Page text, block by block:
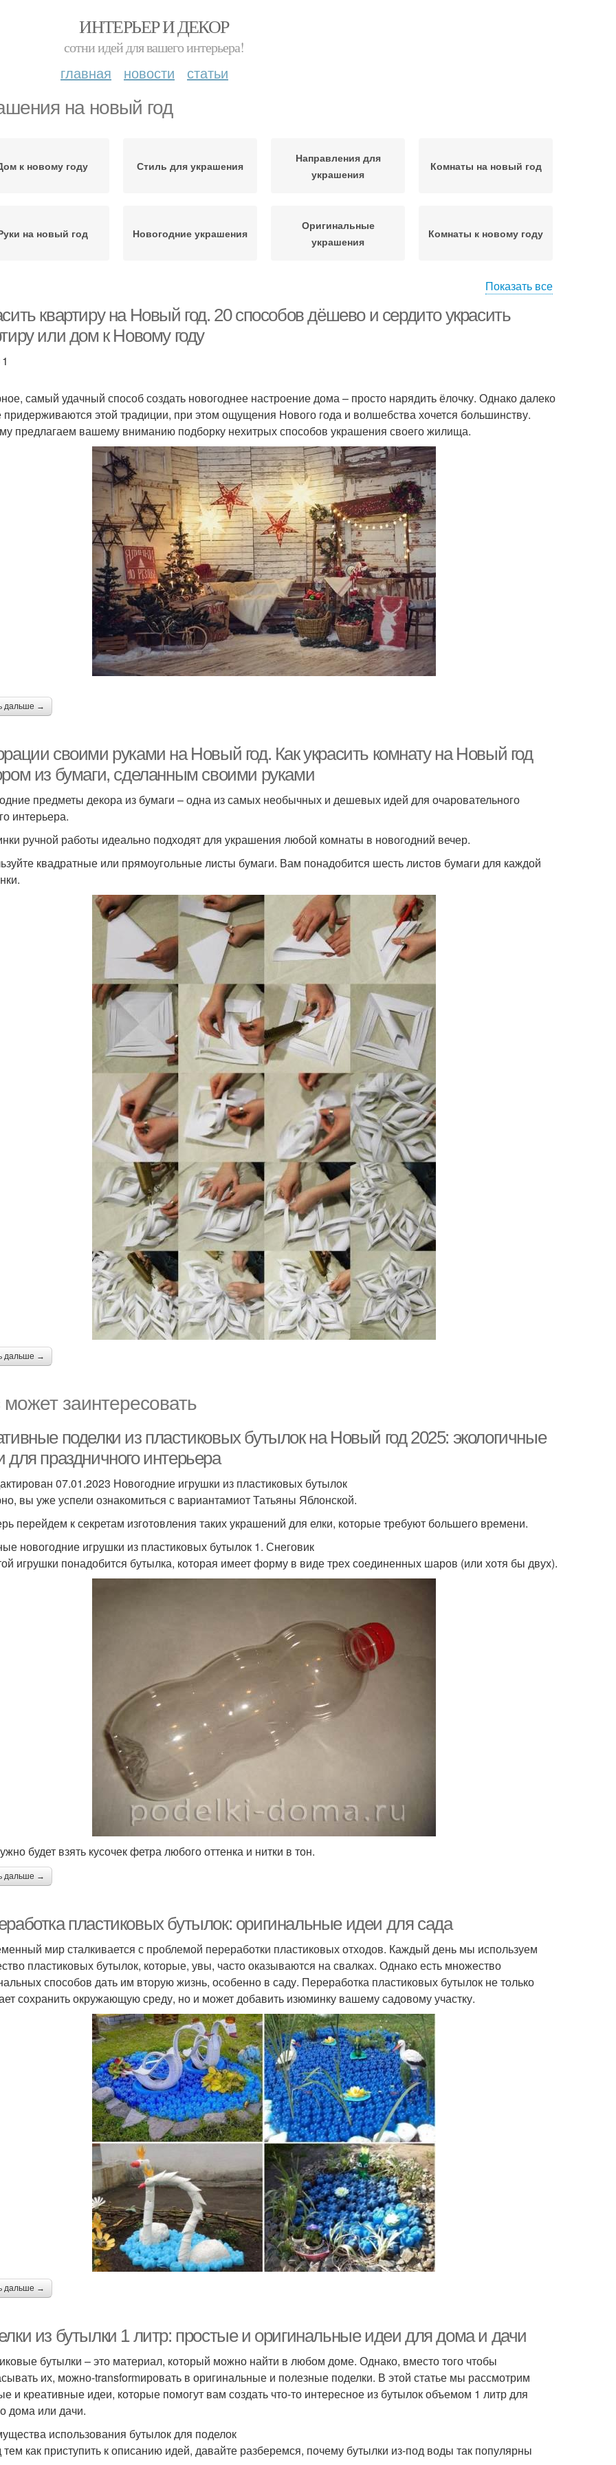
ИНТЕРЬЕР И ДЕКОР
сотни идей для вашего интерьера!
главная новости статьи
на новый год
к новому году Стиль для украшения
Направления для
украшения
Комнаты на новый год
на новый год Новогодние украшения
Оригинальные
украшения
Комнаты к новому году
Показать все
квартиру на Новый год. 20 способов дёшево и сердито украсить
или дом к Новому году
самый удачный способ создать новогоднее настроение дома – просто нарядить ёлочку. Однако далеко
придерживаются этой традиции, при этом ощущения Нового года и волшебства хочется большинству.
предлагаем вашему вниманию подборку нехитрых способов украшения своего жилища.
дальше →
своими руками на Новый год. Как украсить комнату на Новый год
из бумаги, сделанным своими руками
предметы декора из бумаги – одна из самых необычных и дешевых идей для очаровательного
интерьера.
ручной работы идеально подходят для украшения любой комнаты в новогодний вечер.
квадратные или прямоугольные листы бумаги. Вам понадобится шесть листов бумаги для каждой
дальше →
заинтересовать
поделки из пластиковых бутылок на Новый год 2025: экологичные
для праздничного интерьера
07.01.2023 Новогодние игрушки из пластиковых бутылок
вы уже успели ознакомиться с вариантамиот Татьяны Яблонской.
перейдем к секретам изготовления таких украшений для елки, которые требуют большего времени.
новогодние игрушки из пластиковых бутылок 1. Снеговик
игрушки понадобится бутылка, которая имеет форму в виде трех соединенных шаров (или хотя бы двух).
будет взять кусочек фетра любого оттенка и нитки в тон.
дальше →
пластиковых бутылок: оригинальные идеи для сада
мир сталкивается с проблемой переработки пластиковых отходов. Каждый день мы используем
пластиковых бутылок, которые, увы, часто оказываются на свалках. Однако есть множество
способов дать им вторую жизнь, особенно в саду. Переработка пластиковых бутылок не только
сохранить окружающую среду, но и может добавить изюминку вашему садовому участку.
дальше →
из бутылки 1 литр: простые и оригинальные идеи для дома и дачи
бутылки – это материал, который можно найти в любом доме. Однако, вместо того чтобы
их, можно-transformировать в оригинальные и полезные поделки. В этой статье мы рассмотрим
и креативные идеи, которые помогут вам создать что-то интересное из бутылок объемом 1 литр для
дома или дачи.
использования бутылок для поделок
как приступить к описанию идей, давайте разберемся, почему бутылки из-под воды так популярны